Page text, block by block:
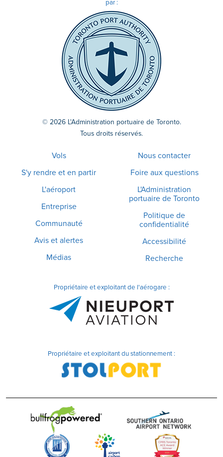
par :
© 2026 L'Administration portuaire de Toronto.
Tous droits réservés.
Vols
S'y rendre et en partir
L'aéroport
Entreprise
Communauté
Avis et alertes
Médias
Nous contacter
Foire aux questions
L'Administration
portuaire de Toronto
Politique de
confidentialité
Accessibilité
Recherche
Propriétaire et exploitant de l'aérogare :
Propriétaire et exploitant du stationnement :